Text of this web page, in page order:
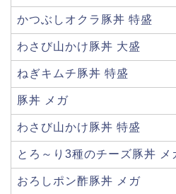
かつぶしオクラ豚丼 特盛
わさび山かけ豚丼 大盛
ねぎキムチ豚丼 特盛
豚丼 メガ
わさび山かけ豚丼 特盛
とろ～り3種のチーズ豚丼 メ
おろしポン酢豚丼 メガ